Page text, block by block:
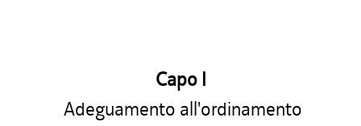
Capo I
Adeguamento all'ordinamento